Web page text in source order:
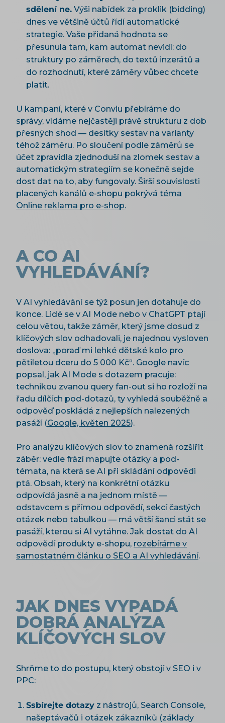
sdělení ne. Výši nabídek za proklik (bidding)
dnes ve většině účtů řídí automatické
strategie. Vaše přidaná hodnota se
přesunula tam, kam automat nevidí: do
struktury po záměrech, do textů inzerátů a
do rozhodnutí, které záměry vůbec chcete
platit.
U kampaní, které v Conviu přebíráme do
správy, vídáme nejčastěji právě strukturu z dob
přesných shod — desítky sestav na varianty
téhož záměru. Po sloučení podle záměrů se
účet zpravidla zjednoduší na zlomek sestav a
automatickým strategiím se konečně sejde
dost dat na to, aby fungovaly. Širší souvislosti
placených kanálů e-shopu pokrývá téma
Online reklama pro e-shop.
A CO AI
VYHLEDÁVÁNÍ?
V AI vyhledávání se týž posun jen dotahuje do
konce. Lidé se v AI Mode nebo v ChatGPT ptají
celou větou, takže záměr, který jsme dosud z
klíčových slov odhadovali, je najednou vysloven
doslova: „poraď mi lehké dětské kolo pro
pětiletou dceru do 5 000 Kč“. Google navíc
popsal, jak AI Mode s dotazem pracuje:
technikou zvanou query fan-out si ho rozloží na
řadu dílčích pod-dotazů, ty vyhledá souběžně a
odpověď poskládá z nejlepších nalezených
pasáží (Google, květen 2025).
Pro analýzu klíčových slov to znamená rozšířit
záběr: vedle frází mapujte otázky a pod-
témata, na která se AI při skládání odpovědi
ptá. Obsah, který na konkrétní otázku
odpovídá jasně a na jednom místě —
odstavcem s přímou odpovědí, sekcí častých
otázek nebo tabulkou — má větší šanci stát se
pasáží, kterou si AI vytáhne. Jak dostat do AI
odpovědí produkty e-shopu, rozebíráme v
samostatném článku o SEO a AI vyhledávání.
JAK DNES VYPADÁ
DOBRÁ ANALÝZA
KLÍČOVÝCH SLOV
Shrňme to do postupu, který obstojí v SEO i v
PPC:
Ssbírejte dotazy z nástrojů, Search Console,
našeptávačů i otázek zákazníků (základy